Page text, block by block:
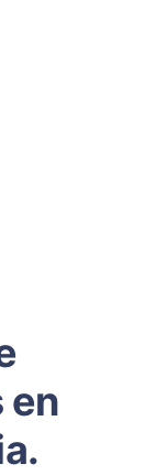
en